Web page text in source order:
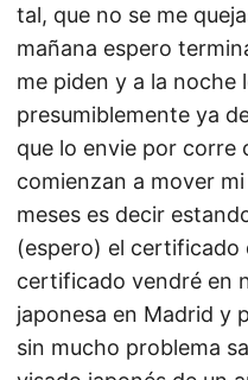
tal, que no se me
mañana espero
me piden y a la noche
presumiblemente ya
que lo envie por
comienzan a mover
meses es decir
(espero) el certificado
certificado vendré en
japonesa en Madrid y
sin mucho problema